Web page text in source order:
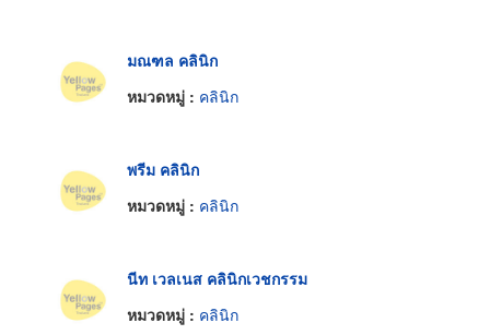
มณฑล คลินิก
หมวดหมู่ : คลินิก
พรีม คลินิก
หมวดหมู่ : คลินิก
นีท เวลเนส คลินิกเวชกรรม
หมวดหมู่ : คลินิก